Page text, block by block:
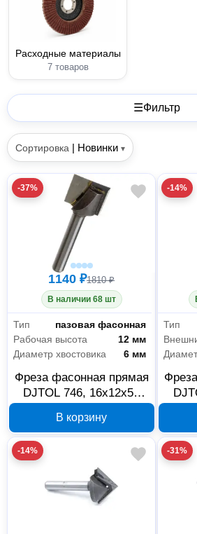
Расходные материалы
7 товаров
☰Фильтр
Сортировка | Новинки ▾
-37%
1140 ₽1810 ₽
В наличии 68 шт
Тип
пазовая фасонная
Рабочая высота
12 мм
Диаметр хвостовика
6 мм
Фреза фасонная прямая
DJTOL 746, 16x12x55
В корзину
-14%
Тип
-14% -31%